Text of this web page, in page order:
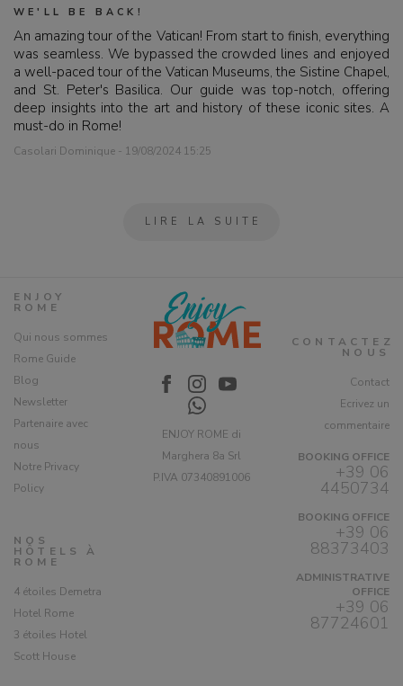
WE'LL BE BACK!
An amazing tour of the Vatican! From start to finish, everything
was seamless. We bypassed the crowded lines and enjoyed
a well-paced tour of the Vatican Museums, the Sistine Chapel,
and St. Peter's Basilica. Our guide was top-notch, offering
deep insights into the art and history of these iconic sites. A
must-do in Rome!
Casolari Dominique - 19/08/2024 15:25
LIRE LA SUITE
ENJOY
ROME
Qui nous sommes
Rome Guide
Blog
Newsletter
Partenaire avec
nous
Notre Privacy
Policy
NOS
HÔTELS À
ROME
4 étoiles Demetra
Hotel Rome
3 étoiles Hotel
Scott House
ENJOY ROME di
Marghera 8a Srl
P.IVA 07340891006
CONTACTEZ
NOUS
Contact
Ecrivez un
commentaire
BOOKING OFFICE
+39 06
4450734
BOOKING OFFICE
+39 06
88373403
ADMINISTRATIVE
OFFICE
+39 06
87724601